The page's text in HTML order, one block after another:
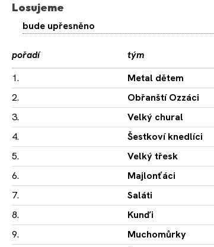
Losujeme
bude upřesněno
pořadí tým
1.
Metal dětem
2.
Obřanští Ozzáci
3. Velký chural
4.
Šestkoví knedlíci
5. Velký třesk
6.
Majlonťáci
7. Saláti
8. Kunďi
9. Muchomůrky